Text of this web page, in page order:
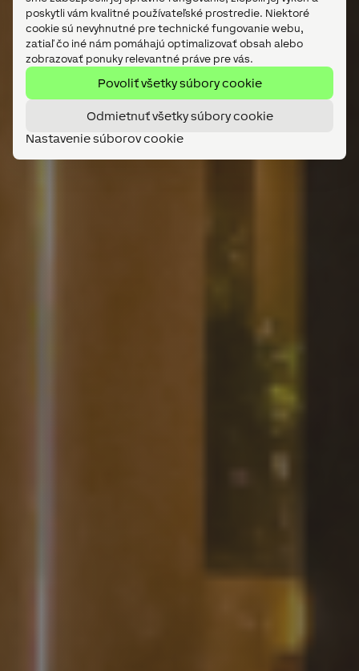
zobrazovať ponuky relevantné práve pre vás.
Povoliť všetky súbory cookie
Odmietnuť všetky súbory cookie
Nastavenie súborov cookie